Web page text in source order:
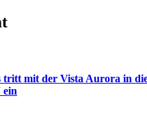
tritt mit der Vista Aurora in
ein